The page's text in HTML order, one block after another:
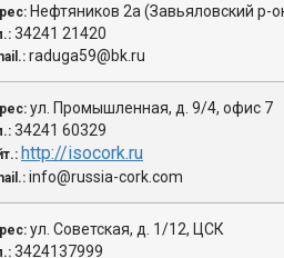
Нефтяников 2а (Завьяловский р-
34241 21420
raduga59@bk.ru
ул. Промышленная, д. 9/4, офис 7
34241 60329
http://isocork.ru
info@russia-cork.com
ул. Советская, д. 1/12, ЦСК
3424137999